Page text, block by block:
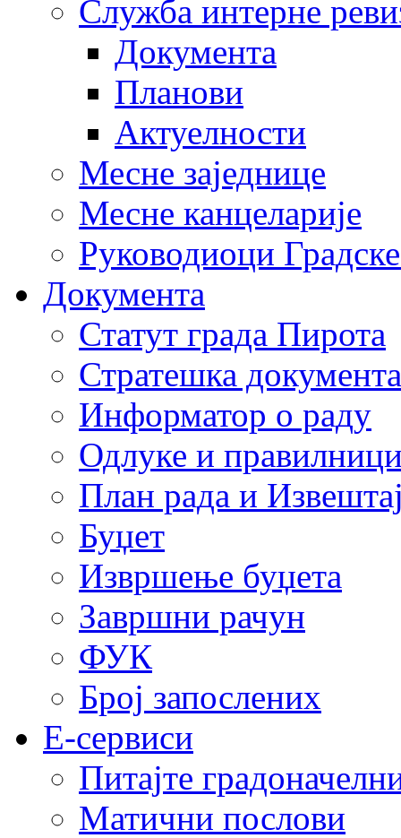
Служба интерне
Документа
Планови
Актуелности
Месне заједнице
Месне канцеларије
Руководиоци
Документа
Статут града Пирота
Стратешка документа
Информатор о раду
Одлуке и
План рада и
Буџет
Извршење буџета
Завршни рачун
ФУК
Број запослених
E-сервиси
Питајте
Матични послови